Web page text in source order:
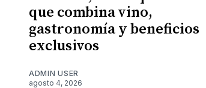
que combina vino,
gastronomía y beneficios
exclusivos
ADMIN USER
agosto 4, 2026